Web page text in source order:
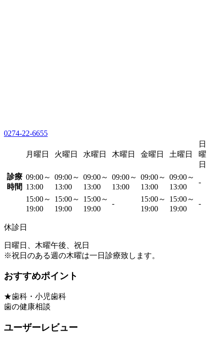
0274-22-6655
月曜日 火曜日 水曜日 木曜日 金曜日 土曜日
日
曜
日
診療
時間
09:00～
13:00
09:00～
13:00
09:00～
13:00
09:00～
13:00
09:00～
13:00
09:00～
13:00
-
15:00～
19:00
15:00～
19:00
15:00～
19:00
-
15:00～
19:00
15:00～
19:00
-
休診日
日曜日、木曜午後、祝日
※祝日のある週の木曜は一日診療致します。
おすすめポイント
★歯科・小児歯科
歯の健康相談
ユーザーレビュー